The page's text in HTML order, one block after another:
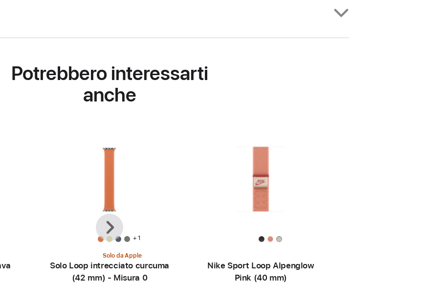
Potrebbero interessarti
anche
+ 1
Solo da Apple
Solo Loop intrecciato curcuma
(42 mm) - Misura 0
Nike Sport Loop Alpenglow
Pink (40 mm)
Precedente
Avanti